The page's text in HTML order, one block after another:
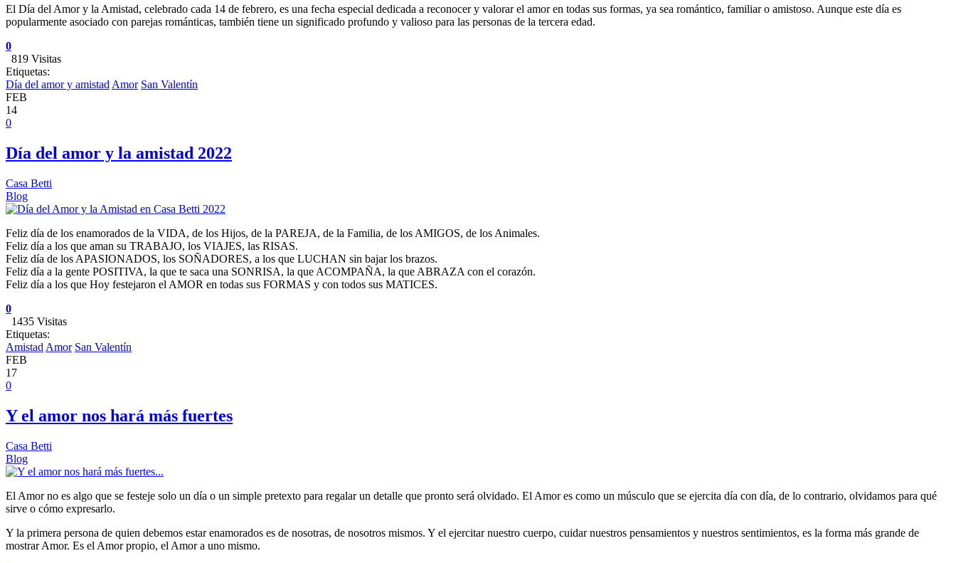
El Día del Amor y la Amistad, celebrado cada 14 de febrero, es una fecha especial dedicada a reconocer y valorar el amor en todas sus formas, ya sea romántico, familiar o amistoso. Aunque este día es
popularmente asociado con parejas románticas, también tiene un significado profundo y valioso para las personas de la tercera edad.
0
819 Visitas
Etiquetas:
Día del amor y amistadAmor San Valentín
FEB
14
0
Día del amor y la amistad 2022
Casa Betti
Blog
Feliz día de los enamorados de la VIDA, de los Hijos, de la PAREJA, de la Familia, de los AMIGOS, de los Animales.
Feliz día a los que aman su TRABAJO, los VIAJES, las RISAS.
Feliz día de los APASIONADOS, los SOÑADORES, a los que LUCHAN sin bajar los brazos.
Feliz día a la gente POSITIVA, la que te saca una SONRISA, la que ACOMPAÑA, la que ABRAZA con el corazón.
Feliz día a los que Hoy festejaron el AMOR en todas sus FORMAS y con todos sus MATICES.
0
1435 Visitas
Etiquetas:
Amistad Amor San Valentín
FEB
17
0
Y el amor nos hará más fuertes
Casa Betti
Blog
El Amor no es algo que se festeje solo un día o un simple pretexto para regalar un detalle que pronto será olvidado. El Amor es como un músculo que se ejercita día con día, de lo contrario, olvidamos para qué
sirve o cómo expresarlo.
Y la primera persona de quien debemos estar enamorados es de nosotras, de nosotros mismos. Y el ejercitar nuestro cuerpo, cuidar nuestros pensamientos y nuestros sentimientos, es la forma más grande de
mostrar Amor. Es el Amor propio, el Amor a uno mismo.